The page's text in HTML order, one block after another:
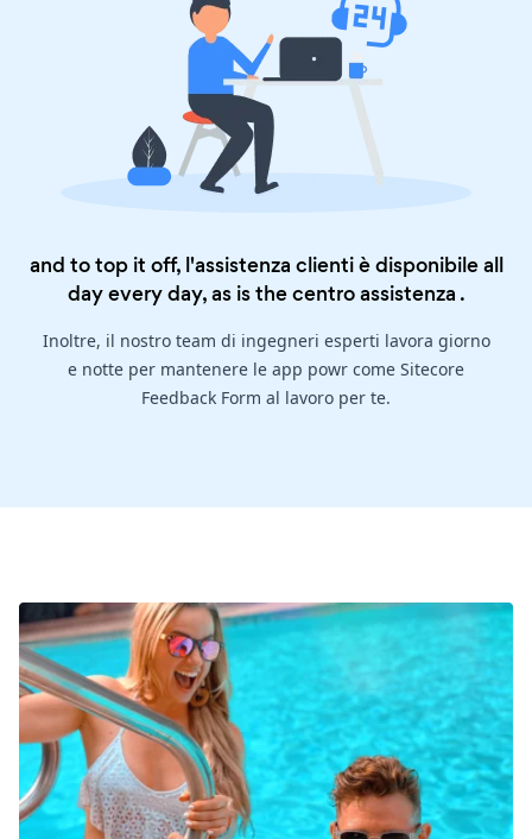
and to top it off, l'assistenza clienti è disponibile all
day every day, as is thecentro assistenza .
Inoltre, il nostro team di ingegneri esperti lavora giorno
e notte per mantenere le app powr come Sitecore
Feedback Form al lavoro per te.